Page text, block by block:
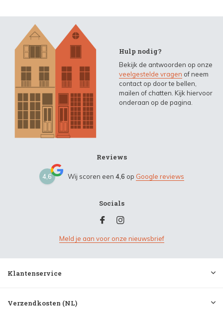
Hulp nodig?
Bekijk de antwoorden op onze
veelgestelde vragen of neem
contact op door te bellen,
mailen of chatten. Kijk hiervoor
onderaan op de pagina.
Reviews
4,6 Wij scoren een 4,6 op Google reviews
Socials
Meld je aan voor onze nieuwsbrief
Klantenservice
Verzendkosten (NL)